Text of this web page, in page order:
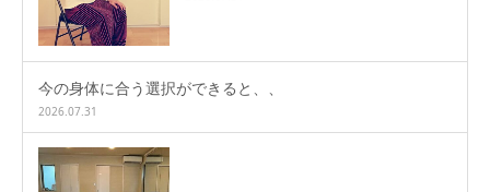
今の身体に合う選択ができると、、
2026.07.31